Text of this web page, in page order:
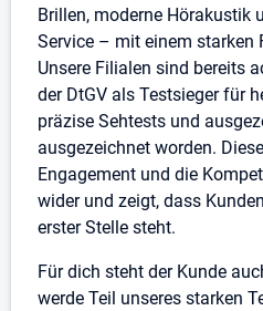
Brillen, moderne Hörakustik
Service – mit einem starken
Unsere Filialen sind bereits
der DtGV als Testsieger für
präzise Sehtests und
ausgezeichnet worden.
Engagement und die
wider und zeigt, dass
erster Stelle steht.
Für dich steht der Kunde
werde Teil unseres starken